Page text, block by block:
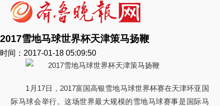
2017雪地马球世界杯天津策马扬鞭
时间：2017-01-18 05:09:50
1月17日，2017富国高银雪地马球世界杯赛在天津环亚国
际马球会举行。这场世界最大规模的雪地马球赛事是国际马